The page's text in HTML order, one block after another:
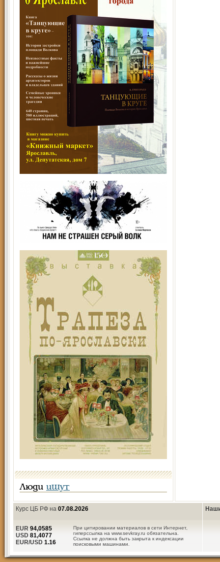
Люди ищут
Курс ЦБ РФ на 07.08.2026
При цитировании материалов в сети Интернет,
гиперссылка на www.sevkray.ru обязательна.
Ссылка не должна быть закрыта к индексации
поисковыми машинами.
EUR 94,0585
USD 81,4077
EUR/USD 1.16